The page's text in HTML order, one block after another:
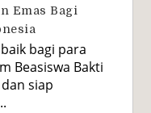
Emas Bagi
bagi para
Beasiswa Bakti
siap